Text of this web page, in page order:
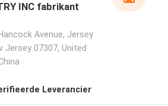
INC fabrikant
Avenue, Jersey
Jersey 07307, United
Leverancier